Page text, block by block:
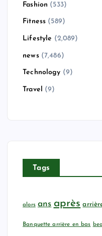
Fashion (533)
Fitness (589)
Lifestyle (2,089)
news(7,486)
Technology (9)
Travel (9)
Tags
alors ans après
Banquette arrière en bas